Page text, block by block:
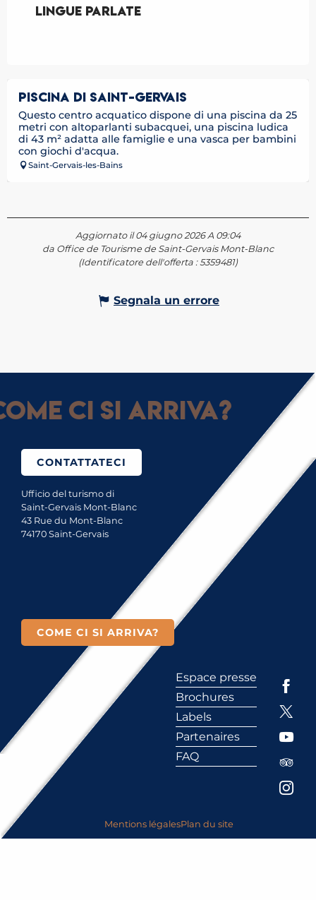
Lingue parlate
Lingue parlate
PISCINA DI SAINT-GERVAIS
Questo centro acquatico dispone di una piscina da 25
metri con altoparlanti subacquei, una piscina ludica
di 43 m² adatta alle famiglie e una vasca per bambini
con giochi d'acqua.
Saint-Gervais-les-Bains
Aggiornato il 04 giugno 2026 A 09:04
da Office de Tourisme de Saint-Gervais Mont-Blanc
(Identificatore dell'offerta :5359481)
Segnala un errore
ci si arriva?
CONTATTATECI
Ufficio del turismo di
Saint-Gervais Mont-Blanc
43 Rue du Mont-Blanc
74170 Saint-Gervais
COME CI SI ARRIVA?
Espace presse
Brochures
Labels
Partenaires
FAQ
Mentions légalesPlan du site